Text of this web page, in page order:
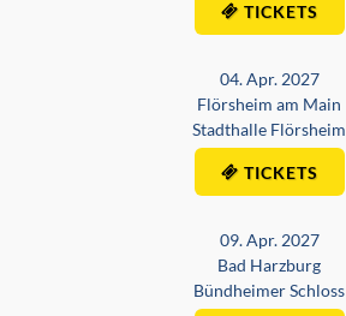
TICKETS
04. Apr. 2027
Flörsheim am Main
Stadthalle Flörsheim
TICKETS
09. Apr. 2027
Bad Harzburg
Bündheimer Schloss